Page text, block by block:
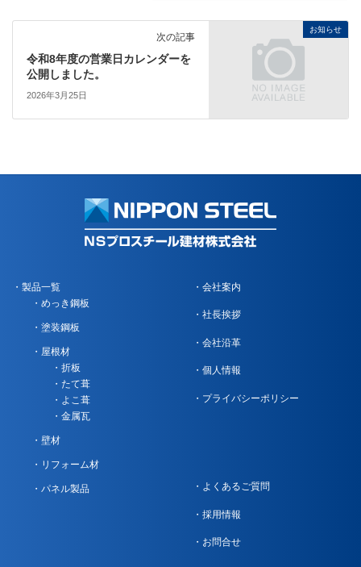
お知らせ
次の記事
令和8年度の営業日カレンダーを
公開しました。
2026年3月25日
製品一覧
めっき鋼板
塗装鋼板
屋根材
折板
たて葺
よこ葺
金属瓦
壁材
リフォーム材
パネル製品
会社案内
社長挨拶
会社沿革
個人情報
プライバシーポリシー
よくあるご質問
採用情報
お問合せ